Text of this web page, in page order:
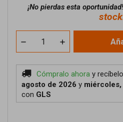
¡No pierdas esta oportunidad!
Cómpralo ahora y recíbelo
agosto de 2026 y miércoles,
con GLS